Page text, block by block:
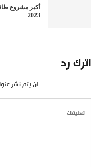
أكبر مشروع
2023
اترك رد
لن يتم نشر